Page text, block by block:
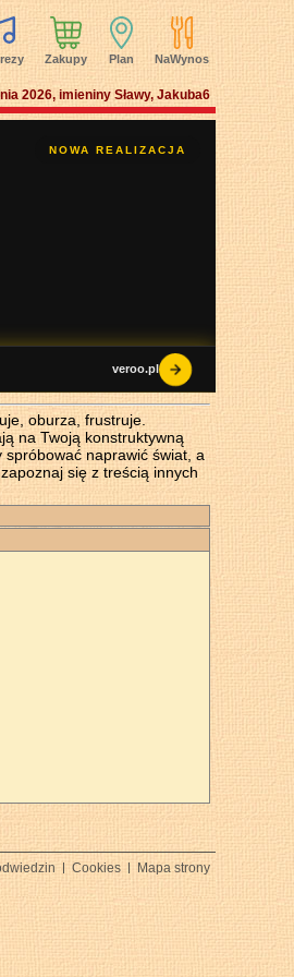
Zakupy Plan NaWynos
2026, imieniny Sławy, Jakuba6
oburza, frustruje.
na Twoją konstruktywną
spróbować naprawić świat, a
się z treścią innych
Cookies Mapa strony